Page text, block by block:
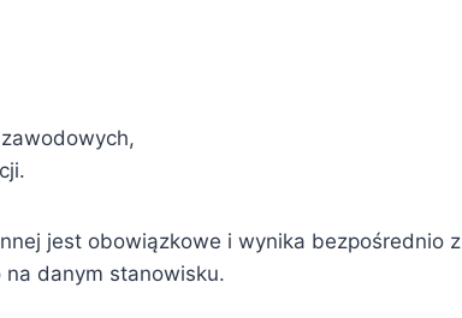
jest obowiązkowe i wynika bezpośrednio z
danym stanowisku.